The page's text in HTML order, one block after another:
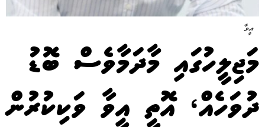
އީވާ
މަޖިލީހުގައި މާދަމާވެސް ބޮޑު
ދުވަހެއް، އޮތީ އީވާ ވަކިކުރުން